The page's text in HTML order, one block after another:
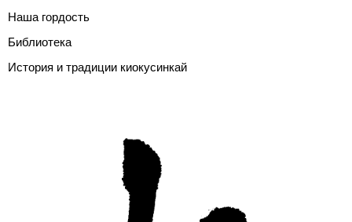
Наша гордость
Библиотека
История и традиции киокусинкай